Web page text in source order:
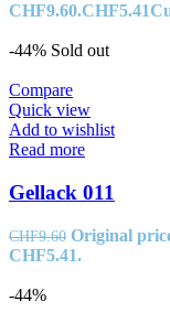
CHF9.60.CHF5.41
-44% Sold out
Compare
Quick view
Add to wishlist
Read more
Gellack 011
CHF9.60 Original
CHF5.41.
-44%